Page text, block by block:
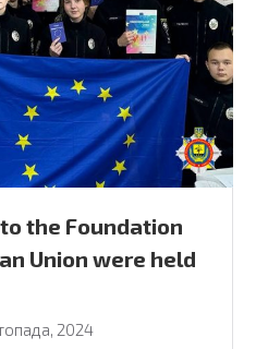
the Foundation
Union were held
2024